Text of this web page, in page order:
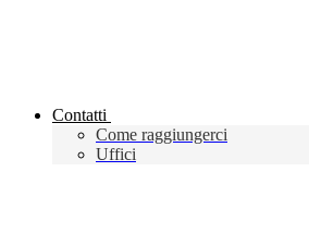
Contatti
Come raggiungerci
Uffici